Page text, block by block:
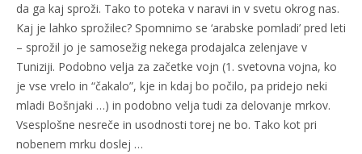
da ga kaj sproži. Tako to poteka v naravi in v svetu okrog nas.
Kaj je lahko sprožilec? Spomnimo se ‘arabske pomladi’ pred leti
– sprožil jo je samosežig nekega prodajalca zelenjave v
Tuniziji. Podobno velja za začetke vojn (1. svetovna vojna, ko
je vse vrelo in “čakalo”, kje in kdaj bo počilo, pa pridejo neki
mladi Bošnjaki …) in podobno velja tudi za delovanje mrkov.
Vsesplošne nesreče in usodnosti torej ne bo. Tako kot pri
nobenem mrku doslej …